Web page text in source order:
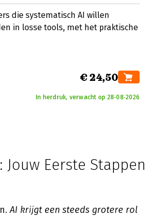
die systematisch AI willen
in losse tools, met het praktische
€ 24,50
In herdruk, verwacht op 28‑08‑2026
Eerste Stappen
AI krijgt een steeds grotere rol